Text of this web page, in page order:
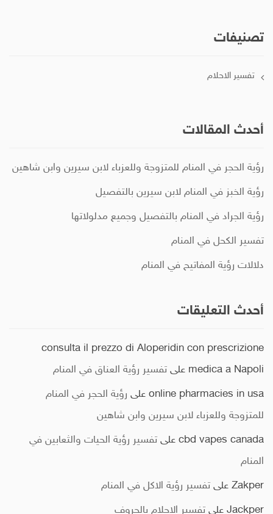
تصنيفات
تفسير الاحلام
أحدث المقالات
رؤية الحجر في المنام للمتزوجة وللعزباء لابن سيرين وابن شاهين
رؤية الخبز في المنام لابن سيرين بالتفصيل
رؤية الجراد في المنام بالتفصيل وجميع مدلولاتها
تفسير الكحل في المنام
دلالات رؤية المفاتيح في المنام
أحدث التعليقات
consulta il prezzo di Aloperidin con prescrizione
medica a Napoli على تفسير رؤية العناق في المنام
online pharmacies in usa على رؤية الحجر في المنام
للمتزوجة وللعزباء لابن سيرين وابن شاهين
cbd vapes canada على تفسير رؤية الحيات والثعابين في
المنام
Zakper على تفسير رؤية الاكل في المنام
Jackper على تفسير الاحلام بالحروف